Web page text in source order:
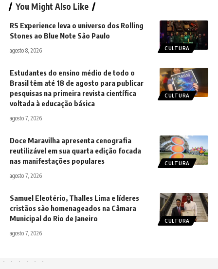
You Might Also Like
CULTURA
RS Experience leva o universo dos Rolling
Stones ao Blue Note São Paulo
agosto 8, 2026
CULTURA
Estudantes do ensino médio de todo o
Brasil têm até 18 de agosto para publicar
pesquisas na primeira revista científica
voltada à educação básica
agosto 7, 2026
CULTURA
Doce Maravilha apresenta cenografia
reutilizável em sua quarta edição focada
nas manifestações populares
agosto 7, 2026
CULTURA
Samuel Eleotério, Thalles Lima e líderes
cristãos são homenageados na Câmara
Municipal do Rio de Janeiro
agosto 7, 2026